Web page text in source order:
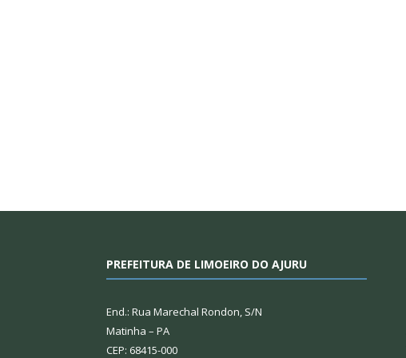
PREFEITURA DE LIMOEIRO DO AJURU
End.: Rua Marechal Rondon, S/N
Matinha – PA
CEP: 68415-000